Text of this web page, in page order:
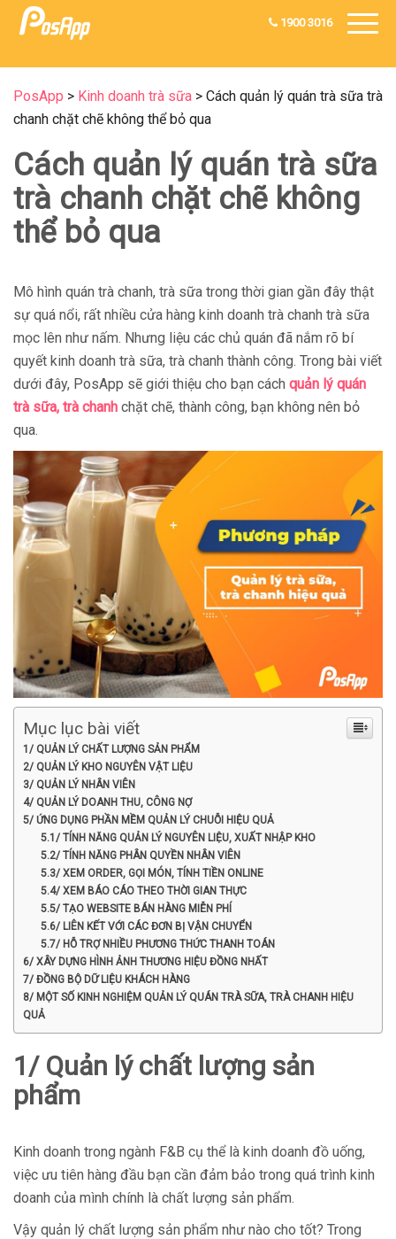
1900 3016
PosApp > Kinh doanh trà sữa > Cách quản lý quán trà sữa trà
chanh chặt chẽ không thể bỏ qua
Cách quản lý quán trà sữa
trà chanh chặt chẽ không
thể bỏ qua
Mô hình quán trà chanh, trà sữa trong thời gian gần đây thật
sự quá nổi, rất nhiều cửa hàng kinh doanh trà chanh trà sữa
mọc lên như nấm. Nhưng liệu các chủ quán đã nắm rõ bí
quyết kinh doanh trà sữa, trà chanh thành công. Trong bài viết
dưới đây, PosApp sẽ giới thiệu cho bạn cách quản lý quán
trà sữa, trà chanh chặt chẽ, thành công, bạn không nên bỏ
qua.
Mục lục bài viết
1/ QUẢN LÝ CHẤT LƯỢNG SẢN PHẨM
2/ QUẢN LÝ KHO NGUYÊN VẬT LIỆU
3/ QUẢN LÝ NHÂN VIÊN
4/ QUẢN LÝ DOANH THU, CÔNG NỢ
5/ ỨNG DỤNG PHẦN MỀM QUẢN LÝ CHUỖI HIỆU QUẢ
5.1/ TÍNH NĂNG QUẢN LÝ NGUYÊN LIỆU, XUẤT NHẬP KHO
5.2/ TÍNH NĂNG PHÂN QUYỀN NHÂN VIÊN
5.3/ XEM ORDER, GỌI MÓN, TÍNH TIỀN ONLINE
5.4/ XEM BÁO CÁO THEO THỜI GIAN THỰC
5.5/ TẠO WEBSITE BÁN HÀNG MIỄN PHÍ
5.6/ LIÊN KẾT VỚI CÁC ĐƠN BỊ VẬN CHUYỂN
5.7/ HỖ TRỢ NHIỀU PHƯƠNG THỨC THANH TOÁN
6/ XÂY DỰNG HÌNH ẢNH THƯƠNG HIỆU ĐỒNG NHẤT
7/ ĐỒNG BỘ DỮ LIỆU KHÁCH HÀNG
8/ MỘT SỐ KINH NGHIỆM QUẢN LÝ QUÁN TRÀ SỮA, TRÀ CHANH HIỆU
QUẢ
1/ Quản lý chất lượng sản
phẩm
Kinh doanh trong ngành F&B cụ thể là kinh doanh đồ uống,
việc ưu tiên hàng đầu bạn cần đảm bảo trong quá trình kinh
doanh của mình chính là chất lượng sản phẩm.
Vậy quản lý chất lượng sản phẩm như nào cho tốt? Trong